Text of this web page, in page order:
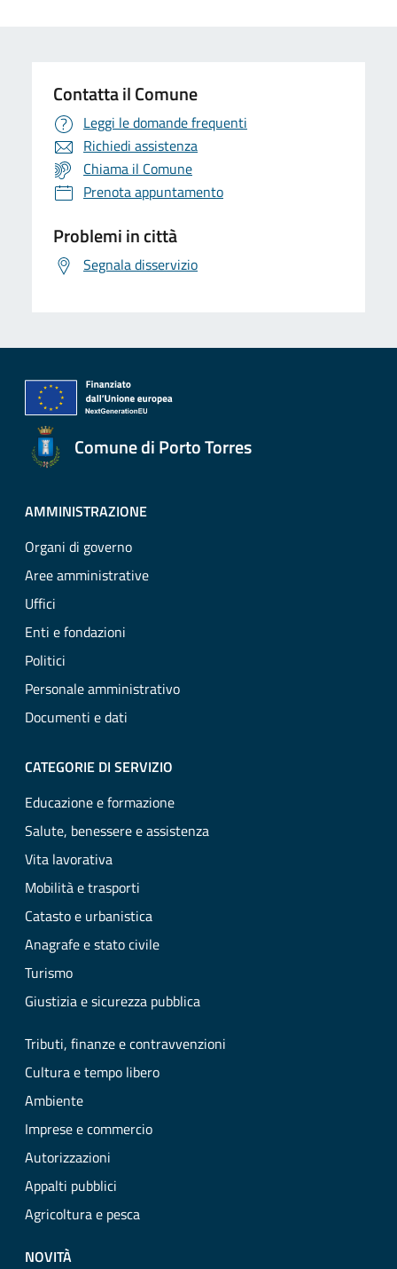
Contatta il Comune
Leggi le domande frequenti
Richiedi assistenza
Chiama il Comune
Prenota appuntamento
Problemi in città
Segnala disservizio
Comune di Porto Torres
AMMINISTRAZIONE
Organi di governo
Aree amministrative
Uffici
Enti e fondazioni
Politici
Personale amministrativo
Documenti e dati
CATEGORIE DI SERVIZIO
Educazione e formazione
Salute, benessere e assistenza
Vita lavorativa
Mobilità e trasporti
Catasto e urbanistica
Anagrafe e stato civile
Turismo
Giustizia e sicurezza pubblica
Tributi, finanze e contravvenzioni
Cultura e tempo libero
Ambiente
Imprese e commercio
Autorizzazioni
Appalti pubblici
Agricoltura e pesca
NOVITÀ